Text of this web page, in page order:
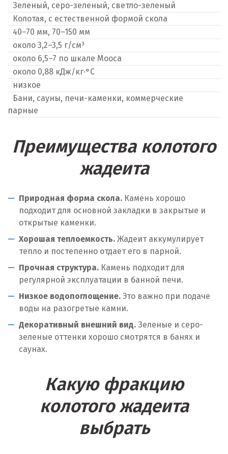
Зеленый, серо-зеленый, светло-зеленый
Колотая, с естественной формой скола
40–70 мм, 70–150 мм
около 3,2–3,5 г/см³
около 6,5–7 по шкале Мооса
около 0,88 кДж/кг·°C
низкое
Бани, сауны, печи-каменки, коммерческие
парные
Преимущества колотого
жадеита
Природная форма скола. Камень хорошо
подходит для основной закладки в закрытые и
открытые каменки.
Хорошая теплоемкость. Жадеит аккумулирует
тепло и постепенно отдает его в парной.
Прочная структура. Камень подходит для
регулярной эксплуатации в банной печи.
Низкое водопоглощение. Это важно при подаче
воды на разогретые камни.
Декоративный внешний вид. Зеленые и серо-
зеленые оттенки хорошо смотрятся в банях и
саунах.
Какую фракцию
колотого жадеита
выбрать